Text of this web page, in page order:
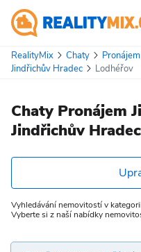
RealityMix Chaty Pronájem
Jindřichův Hradec
Lodhéřov
Chaty Pronájem
Jindřichův
Vyhledávání nemovitostí v
Vyberte si z naší nabídky